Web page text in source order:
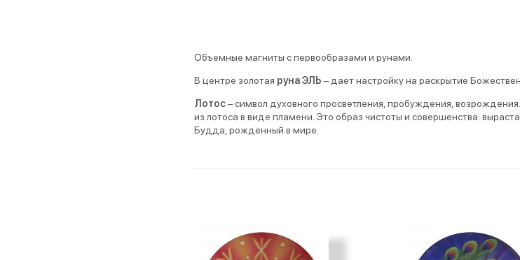
Объемные магниты с первообразами и рунами.
В центре золотая руна ЭЛЬ – дает настройку на раскрытие
Лотос– символ духовного просветления, пробуждения,
из лотоса в виде пламени. Это образ чистоты и совершенства:
Будда, рожденный в мире.